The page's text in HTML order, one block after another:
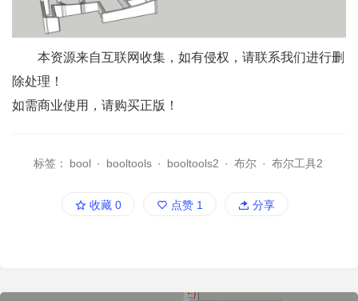
本资源来自互联网收集，如有侵权，请联系我们进行删
除处理！
如需商业使用，请购买正版！
标签： bool · booltools · booltools2 · 布尔 · 布尔工具2
收藏 0 点赞 1 分享